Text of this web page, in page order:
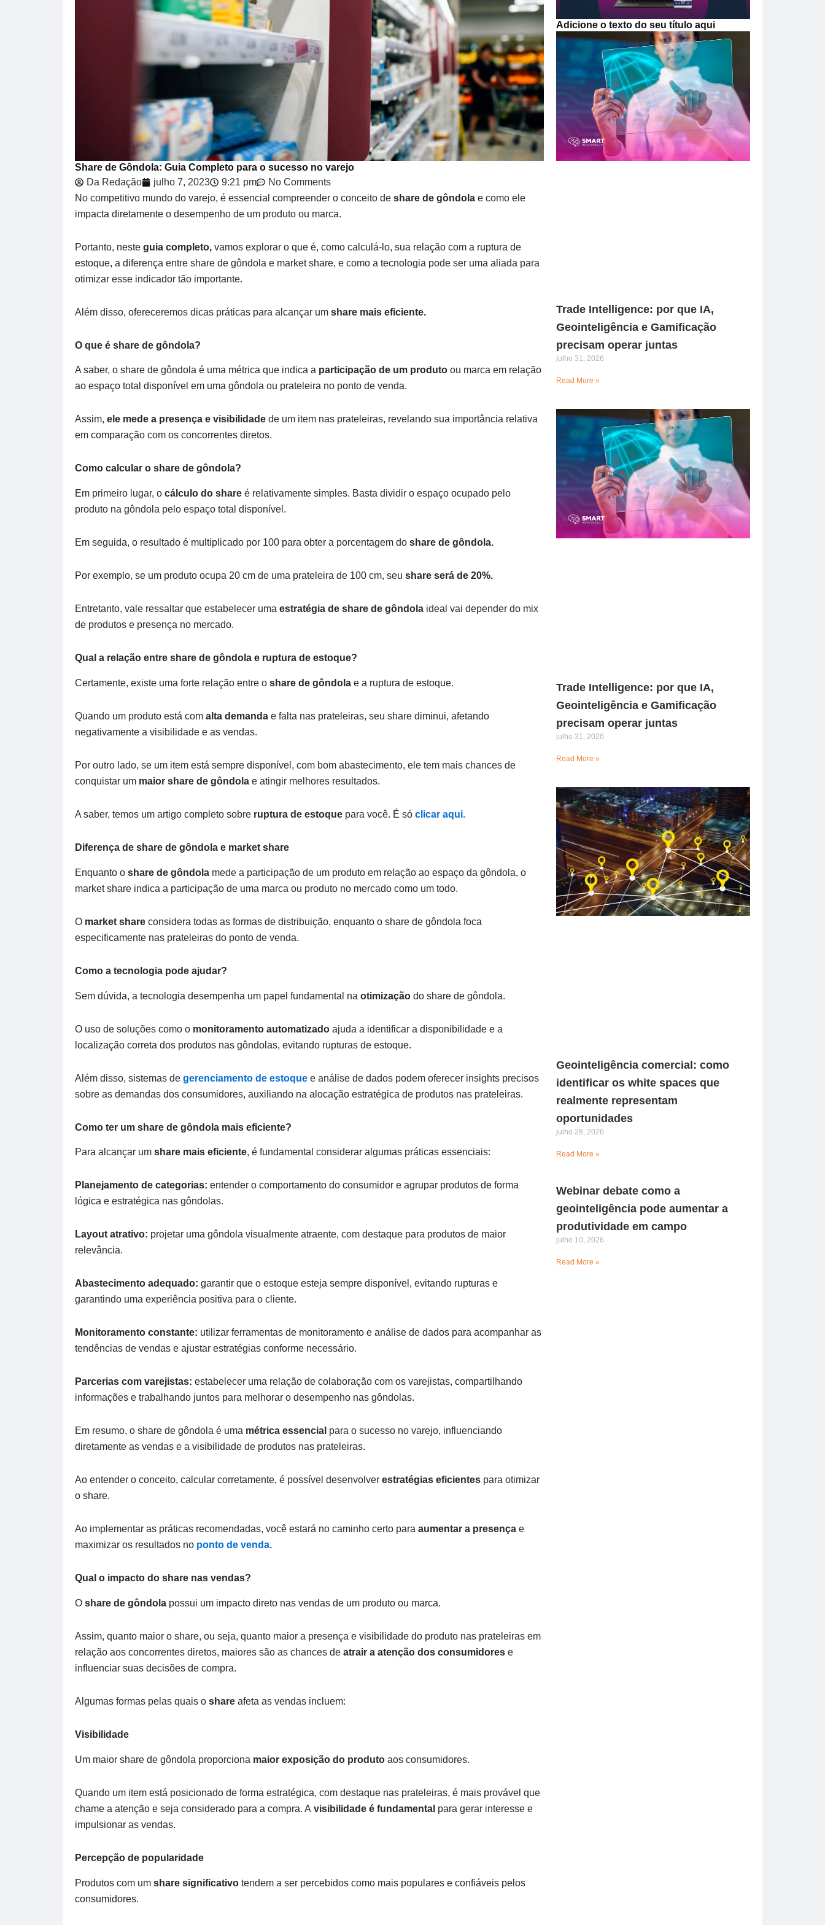
Share de Gôndola: Guia Completo para o sucesso no varejo
Da Redação
julho 7, 2023 9:21 pm
No Comments
No competitivo mundo do varejo, é essencial compreender o conceito de share de gôndola e como ele
impacta diretamente o desempenho de um produto ou marca.
Portanto, neste guia completo, vamos explorar o que é, como calculá-lo, sua relação com a ruptura de
estoque, a diferença entre share de gôndola e market share, e como a tecnologia pode ser uma aliada para
otimizar esse indicador tão importante.
Além disso, ofereceremos dicas práticas para alcançar um share mais eficiente.
O que é share de gôndola?
A saber, o share de gôndola é uma métrica que indica a participação de um produto ou marca em relação
ao espaço total disponível em uma gôndola ou prateleira no ponto de venda.
Assim, ele mede a presença e visibilidade de um item nas prateleiras, revelando sua importância relativa
em comparação com os concorrentes diretos.
Como calcular o share de gôndola?
Em primeiro lugar, o cálculo do share é relativamente simples. Basta dividir o espaço ocupado pelo
produto na gôndola pelo espaço total disponível.
Em seguida, o resultado é multiplicado por 100 para obter a porcentagem do share de gôndola.
Por exemplo, se um produto ocupa 20 cm de uma prateleira de 100 cm, seu share será de 20%.
Entretanto, vale ressaltar que estabelecer uma estratégia de share de gôndola ideal vai depender do mix
de produtos e presença no mercado.
Qual a relação entre share de gôndola e ruptura de estoque?
Certamente, existe uma forte relação entre o share de gôndola e a ruptura de estoque.
Quando um produto está com alta demanda e falta nas prateleiras, seu share diminui, afetando
negativamente a visibilidade e as vendas.
Por outro lado, se um item está sempre disponível, com bom abastecimento, ele tem mais chances de
conquistar um maior share de gôndola e atingir melhores resultados.
A saber, temos um artigo completo sobre ruptura de estoque para você. É só clicar aqui.
Diferença de share de gôndola e market share
Enquanto o share de gôndola mede a participação de um produto em relação ao espaço da gôndola, o
market share indica a participação de uma marca ou produto no mercado como um todo.
O market share considera todas as formas de distribuição, enquanto o share de gôndola foca
especificamente nas prateleiras do ponto de venda.
Como a tecnologia pode ajudar?
Sem dúvida, a tecnologia desempenha um papel fundamental na otimização do share de gôndola.
O uso de soluções como o monitoramento automatizado ajuda a identificar a disponibilidade e a
localização correta dos produtos nas gôndolas, evitando rupturas de estoque.
Além disso, sistemas de gerenciamento de estoque e análise de dados podem oferecer insights precisos
sobre as demandas dos consumidores, auxiliando na alocação estratégica de produtos nas prateleiras.
Como ter um share de gôndola mais eficiente?
Para alcançar um share mais eficiente, é fundamental considerar algumas práticas essenciais:
Planejamento de categorias: entender o comportamento do consumidor e agrupar produtos de forma
lógica e estratégica nas gôndolas.
Layout atrativo: projetar uma gôndola visualmente atraente, com destaque para produtos de maior
relevância.
Abastecimento adequado: garantir que o estoque esteja sempre disponível, evitando rupturas e
garantindo uma experiência positiva para o cliente.
Monitoramento constante: utilizar ferramentas de monitoramento e análise de dados para acompanhar as
tendências de vendas e ajustar estratégias conforme necessário.
Parcerias com varejistas: estabelecer uma relação de colaboração com os varejistas, compartilhando
informações e trabalhando juntos para melhorar o desempenho nas gôndolas.
Em resumo, o share de gôndola é uma métrica essencial para o sucesso no varejo, influenciando
diretamente as vendas e a visibilidade de produtos nas prateleiras.
Ao entender o conceito, calcular corretamente, é possível desenvolver estratégias eficientes para otimizar
o share.
Ao implementar as práticas recomendadas, você estará no caminho certo para aumentar a presença e
maximizar os resultados no ponto de venda.
Qual o impacto do share nas vendas?
O share de gôndola possui um impacto direto nas vendas de um produto ou marca.
Assim, quanto maior o share, ou seja, quanto maior a presença e visibilidade do produto nas prateleiras em
relação aos concorrentes diretos, maiores são as chances de atrair a atenção dos consumidores e
influenciar suas decisões de compra.
Algumas formas pelas quais o share afeta as vendas incluem:
Visibilidade
Um maior share de gôndola proporciona maior exposição do produto aos consumidores.
Quando um item está posicionado de forma estratégica, com destaque nas prateleiras, é mais provável que
chame a atenção e seja considerado para a compra. A visibilidade é fundamental para gerar interesse e
impulsionar as vendas.
Percepção de popularidade
Produtos com um share significativo tendem a ser percebidos como mais populares e confiáveis pelos
consumidores.
Adicione o texto do seu título aqui
Trade Intelligence: por que IA,
Geointeligência e Gamificação
precisam operar juntas
julho 31, 2026
Read More »
Trade Intelligence: por que IA,
Geointeligência e Gamificação
precisam operar juntas
julho 31, 2026
Read More »
Geointeligência comercial: como
identificar os white spaces que
realmente representam
oportunidades
julho 28, 2026
Read More »
Webinar debate como a
geointeligência pode aumentar a
produtividade em campo
julho 10, 2026
Read More »